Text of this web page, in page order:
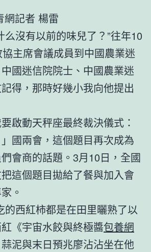
網記者 楊雷
么沒有以前的味兒了？”往年10
主席會議成員到中國農業迷
國迷信院院士、中國農業迷
得，那時好幾小我向他提出
啟動天秤座最終裁決儀式：
國兩會，這個題目再次成為
會商的話題。3月10日，全國
這個題目拋給了餐與加入會
。
的西紅柿都是在田里曬熟了以
《宇宙水餃與終極醬包養網
泥與末日預兆廖沾沾坐在他